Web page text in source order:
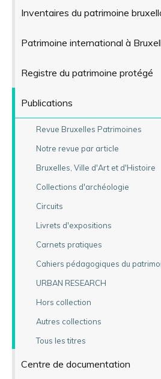
Inventaires du patrimoine
Patrimoine international à
Registre du patrimoine protégé
Publications
Revue Bruxelles Patrimoines
Notre revue par article
Bruxelles, Ville d'Art et d'Histoire
Collections d'archéologie
Circuits
Livrets d'expositions
Carnets pratiques
Cahiers pédagogiques du
URBAN RESEARCH
Hors collection
Autres collections
Tous les titres
Centre de documentation